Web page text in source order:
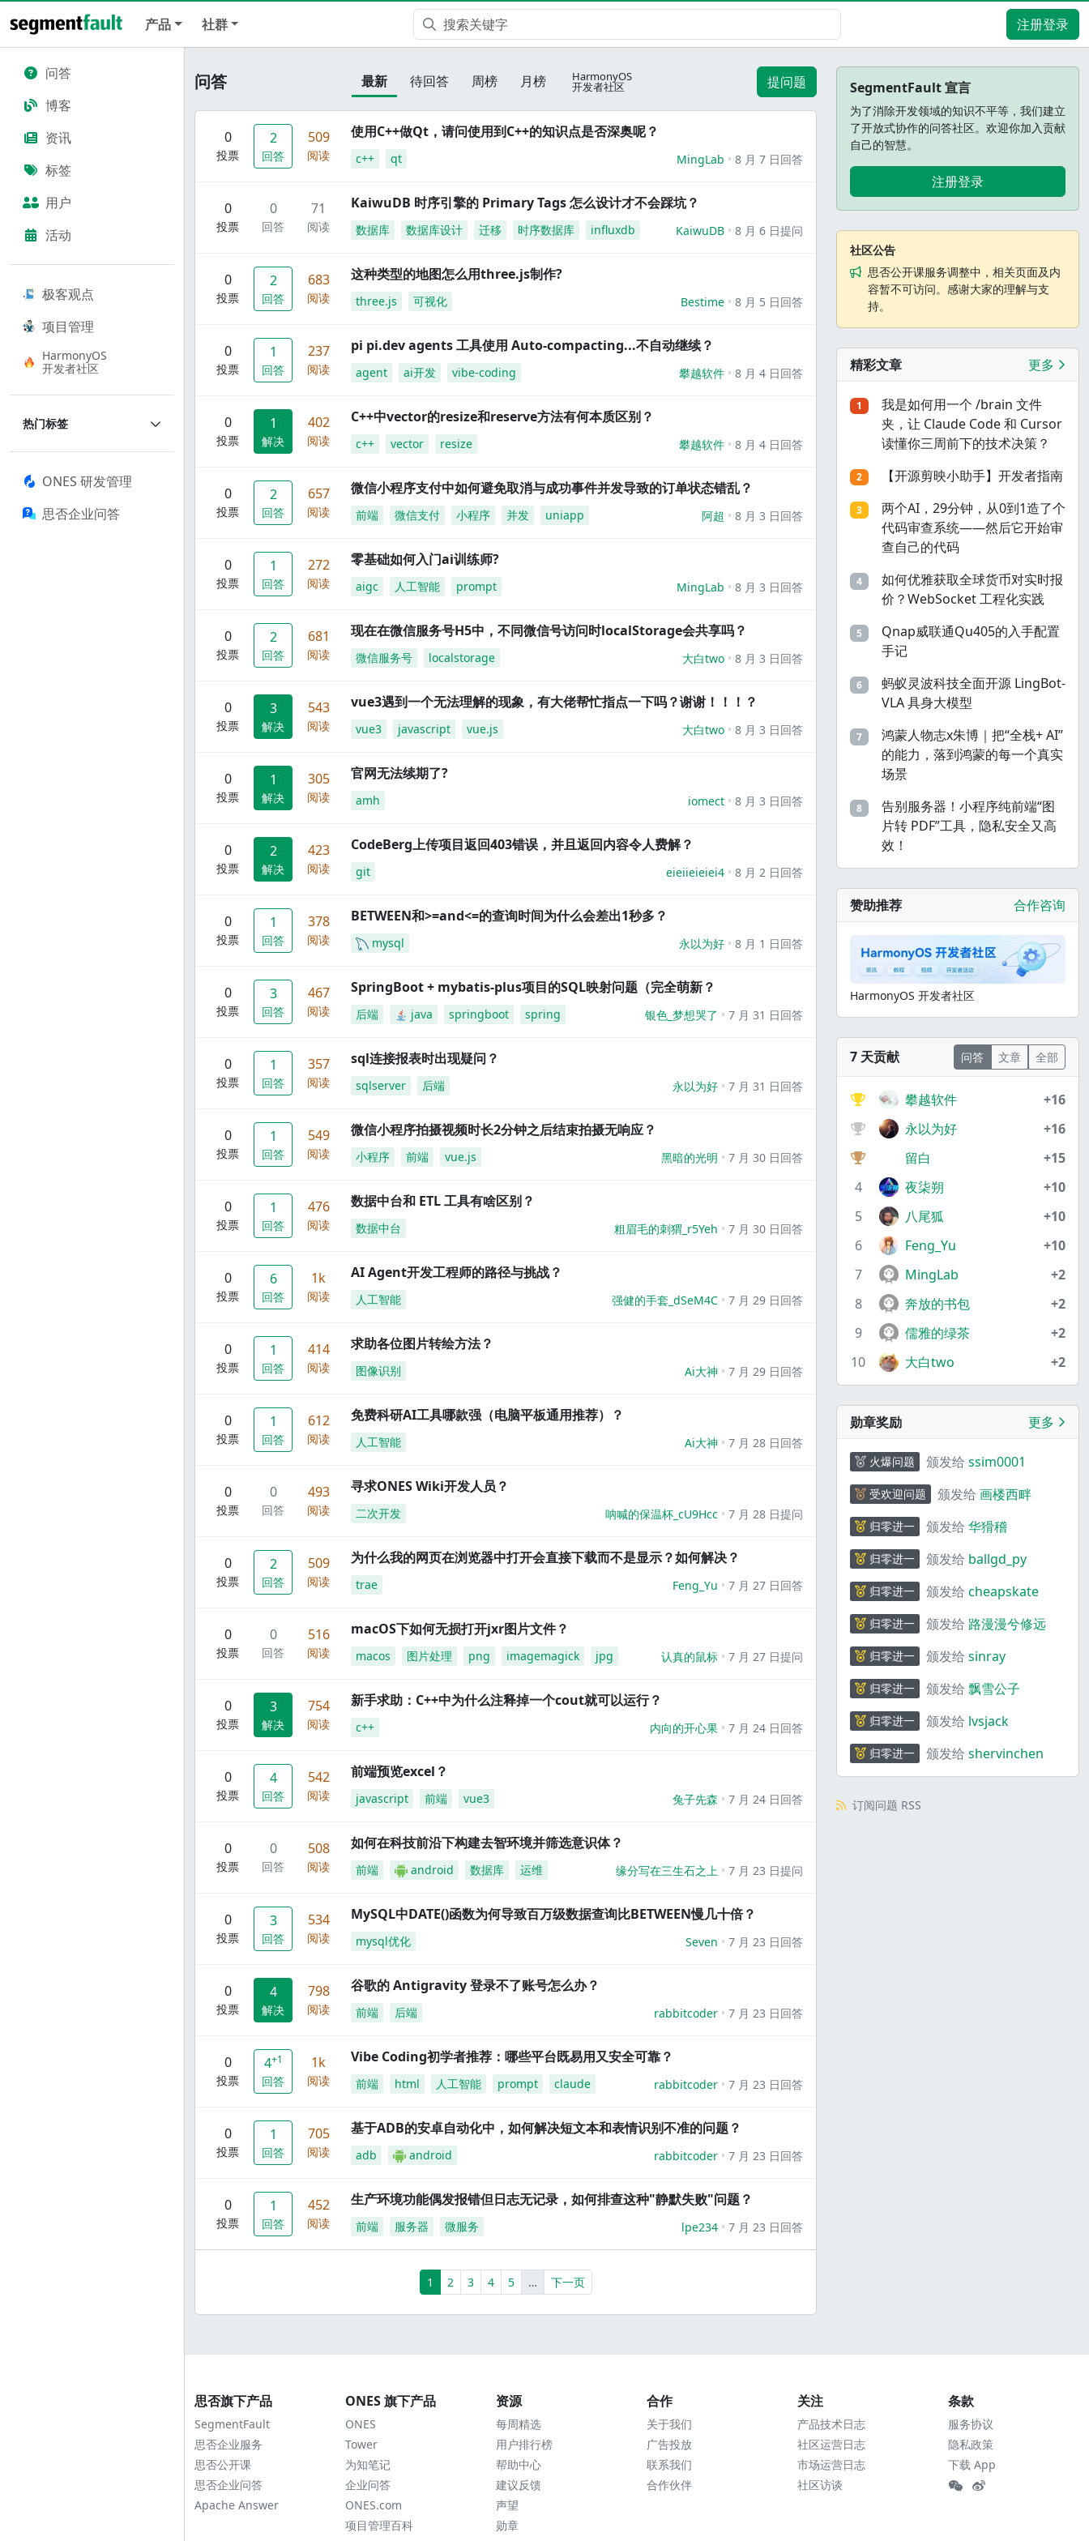
产品 社群 注册登录
问答
博客
资讯
标签
用户
活动
极客观点
项目管理
HarmonyOS
开发者社区
热门标签
ONES 研发管理
思否企业问答
问答 最新 待回答 周榜 月榜 HarmonyOS
开发者社区 提问题
0
投票
2
回答
509
阅读
使用C++做Qt，请问使用到C++的知识点是否深奥呢？
c++ qt MingLab 8 月 7 日回答
0
投票
0
回答
71
阅读
KaiwuDB 时序引擎的 Primary Tags 怎么设计才不会踩坑？
数据库 数据库设计 迁移 时序数据库 influxdb KaiwuDB 8 月 6 日提问
0
投票
2
回答
683
阅读
这种类型的地图怎么用three.js制作?
three.js 可视化 Bestime 8 月 5 日回答
0
投票
1
回答
237
阅读
pi pi.dev agents 工具使用 Auto-compacting...不自动继续？
agent ai开发 vibe-coding 攀越软件 8 月 4 日回答
0
投票
1
解决
402
阅读
C++中vector的resize和reserve方法有何本质区别？
c++ vector resize 攀越软件 8 月 4 日回答
0
投票
2
回答
657
阅读
微信小程序支付中如何避免取消与成功事件并发导致的订单状态错乱？
前端 微信支付 小程序 并发 uniapp 阿超 8 月 3 日回答
0
投票
1
回答
272
阅读
零基础如何入门ai训练师?
aigc 人工智能 prompt MingLab 8 月 3 日回答
0
投票
2
回答
681
阅读
现在在微信服务号H5中，不同微信号访问时localStorage会共享吗？
微信服务号 localstorage 大白two 8 月 3 日回答
0
投票
3
解决
543
阅读
vue3遇到一个无法理解的现象，有大佬帮忙指点一下吗？谢谢！！！？
vue3 javascript vue.js 大白two 8 月 3 日回答
0
投票
1
解决
305
阅读
官网无法续期了?
amh iomect 8 月 3 日回答
0
投票
2
解决
423
阅读
CodeBerg上传项目返回403错误，并且返回内容令人费解？
git eieiieieiei4 8 月 2 日回答
0
投票
1
回答
378
阅读
BETWEEN和>=and<=的查询时间为什么会差出1秒多？
mysql 永以为好 8 月 1 日回答
0
投票
3
回答
467
阅读
SpringBoot + mybatis-plus项目的SQL映射问题（完全萌新？
后端 java springboot spring 银色_梦想哭了 7 月 31 日回答
0
投票
1
回答
357
阅读
sql连接报表时出现疑问？
sqlserver 后端 永以为好 7 月 31 日回答
0
投票
1
回答
549
阅读
微信小程序拍摄视频时长2分钟之后结束拍摄无响应？
小程序 前端 vue.js 黑暗的光明 7 月 30 日回答
0
投票
1
回答
476
阅读
数据中台和 ETL 工具有啥区别？
数据中台 粗眉毛的刺猬_r5Yeh 7 月 30 日回答
0
投票
6
回答
1k
阅读
AI Agent开发工程师的路径与挑战？
人工智能 强健的手套_dSeM4C 7 月 29 日回答
0
投票
1
回答
414
阅读
求助各位图片转绘方法？
图像识别 Ai大神 7 月 29 日回答
0
投票
1
回答
612
阅读
免费科研AI工具哪款强（电脑平板通用推荐）？
人工智能 Ai大神 7 月 28 日回答
0
投票
0
回答
493
阅读
寻求ONES Wiki开发人员？
二次开发 呐喊的保温杯_cU9Hcc 7 月 28 日提问
0
投票
2
回答
509
阅读
为什么我的网页在浏览器中打开会直接下载而不是显示？如何解决？
trae Feng_Yu 7 月 27 日回答
0
投票
0
回答
516
阅读
macOS下如何无损打开jxr图片文件？
macos 图片处理 png imagemagick jpg 认真的鼠标 7 月 27 日提问
0
投票
3
解决
754
阅读
新手求助：C++中为什么注释掉一个cout就可以运行？
c++ 内向的开心果 7 月 24 日回答
0
投票
4
回答
542
阅读
前端预览excel？
javascript 前端 vue3 兔子先森 7 月 24 日回答
0
投票
0
回答
508
阅读
如何在科技前沿下构建去智环境并筛选意识体？
前端 android 数据库 运维 缘分写在三生石之上 7 月 23 日提问
0
投票
3
回答
534
阅读
MySQL中DATE()函数为何导致百万级数据查询比BETWEEN慢几十倍？
mysql优化 Seven 7 月 23 日回答
0
投票
4
解决
798
阅读
谷歌的 Antigravity 登录不了账号怎么办？
前端 后端 rabbitcoder 7 月 23 日回答
0
投票
4+1
回答
1k
阅读
Vibe Coding初学者推荐：哪些平台既易用又安全可靠？
前端 html 人工智能 prompt claude rabbitcoder 7 月 23 日回答
0
投票
1
回答
705
阅读
基于ADB的安卓自动化中，如何解决短文本和表情识别不准的问题？
adb android rabbitcoder 7 月 23 日回答
0
投票
1
回答
452
阅读
生产环境功能偶发报错但日志无记录，如何排查这种"静默失败"问题？
前端 服务器 微服务 lpe234 7 月 23 日回答
1 (current)
2 3 4 5 …More下一页
SegmentFault 宣言
为了消除开发领域的知识不平等，我们建立
了开放式协作的问答社区。欢迎你加入贡献
自己的智慧。
注册登录
社区公告
思否公开课服务调整中，相关页面及内
容暂不可访问。感谢大家的理解与支
持。
精彩文章 更多
1
我是如何用一个 /brain 文件
夹，让 Claude Code 和 Cursor
读懂你三周前下的技术决策？
2 【开源剪映小助手】开发者指南
3
两个AI，29分钟，从0到1造了个
代码审查系统——然后它开始审
查自己的代码
4
如何优雅获取全球货币对实时报
价？WebSocket 工程化实践
5
Qnap威联通Qu405的入手配置
手记
6
蚂蚁灵波科技全面开源 LingBot-
VLA 具身大模型
7
鸿蒙人物志x朱博｜把“全栈+ AI”
的能力，落到鸿蒙的每一个真实
场景
8
告别服务器！小程序纯前端“图
片转 PDF”工具，隐私安全又高
效！
赞助推荐 合作咨询
HarmonyOS 开发者社区
7 天贡献 问答 文章 全部
攀越软件
+16
永以为好
+16
留白
+15
4
夜柒朔
+10
5
八尾狐
+10
6
Feng_Yu
+10
7
MingLab
+2
8
奔放的书包
+2
9
儒雅的绿茶
+2
10
大白two +2
勋章奖励 更多
火爆问题 颁发给 ssim0001
受欢迎问题 颁发给 画楼西畔
归零进一 颁发给 华猾稽
归零进一 颁发给 ballgd_py
归零进一 颁发给 cheapskate
归零进一 颁发给 路漫漫兮修远
归零进一 颁发给 sinray
归零进一 颁发给 飘雪公子
归零进一 颁发给 lvsjack
归零进一 颁发给 shervinchen
订阅问题 RSS
思否旗下产品
SegmentFault
思否企业服务
思否公开课
思否企业问答
Apache Answer
ONES 旗下产品
ONES
Tower
为知笔记
企业问答
ONES.com
项目管理百科
资源
每周精选
用户排行榜
帮助中心
建议反馈
声望
勋章
合作
关于我们
广告投放
联系我们
合作伙伴
关注
产品技术日志
社区运营日志
市场运营日志
社区访谈
条款
服务协议
隐私政策
下载 App